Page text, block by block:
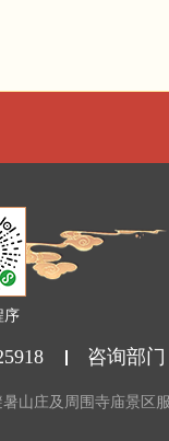
序
咨询部门
暑山庄及周围寺庙景区